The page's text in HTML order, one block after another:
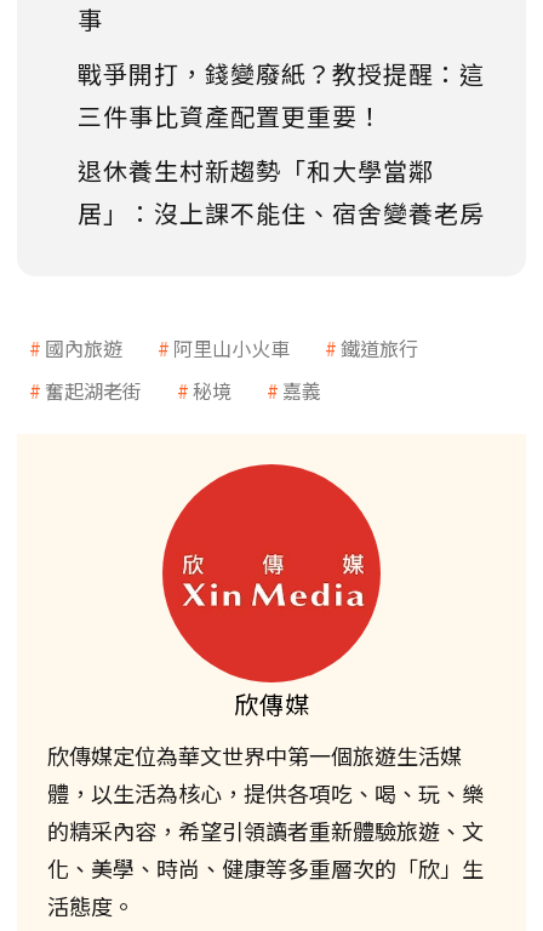
事
戰爭開打，錢變廢紙？教授提醒：這
三件事比資產配置更重要！
退休養生村新趨勢「和大學當鄰
居」：沒上課不能住、宿舍變養老房
國內旅遊 阿里山小火車
鐵道旅行
奮起湖老街
秘境 嘉義
欣傳媒
欣傳媒定位為華文世界中第一個旅遊生活媒
體，以生活為核心，提供各項吃、喝、玩、樂
的精采內容，希望引領讀者重新體驗旅遊、文
化、美學、時尚、健康等多重層次的「欣」生
活態度。